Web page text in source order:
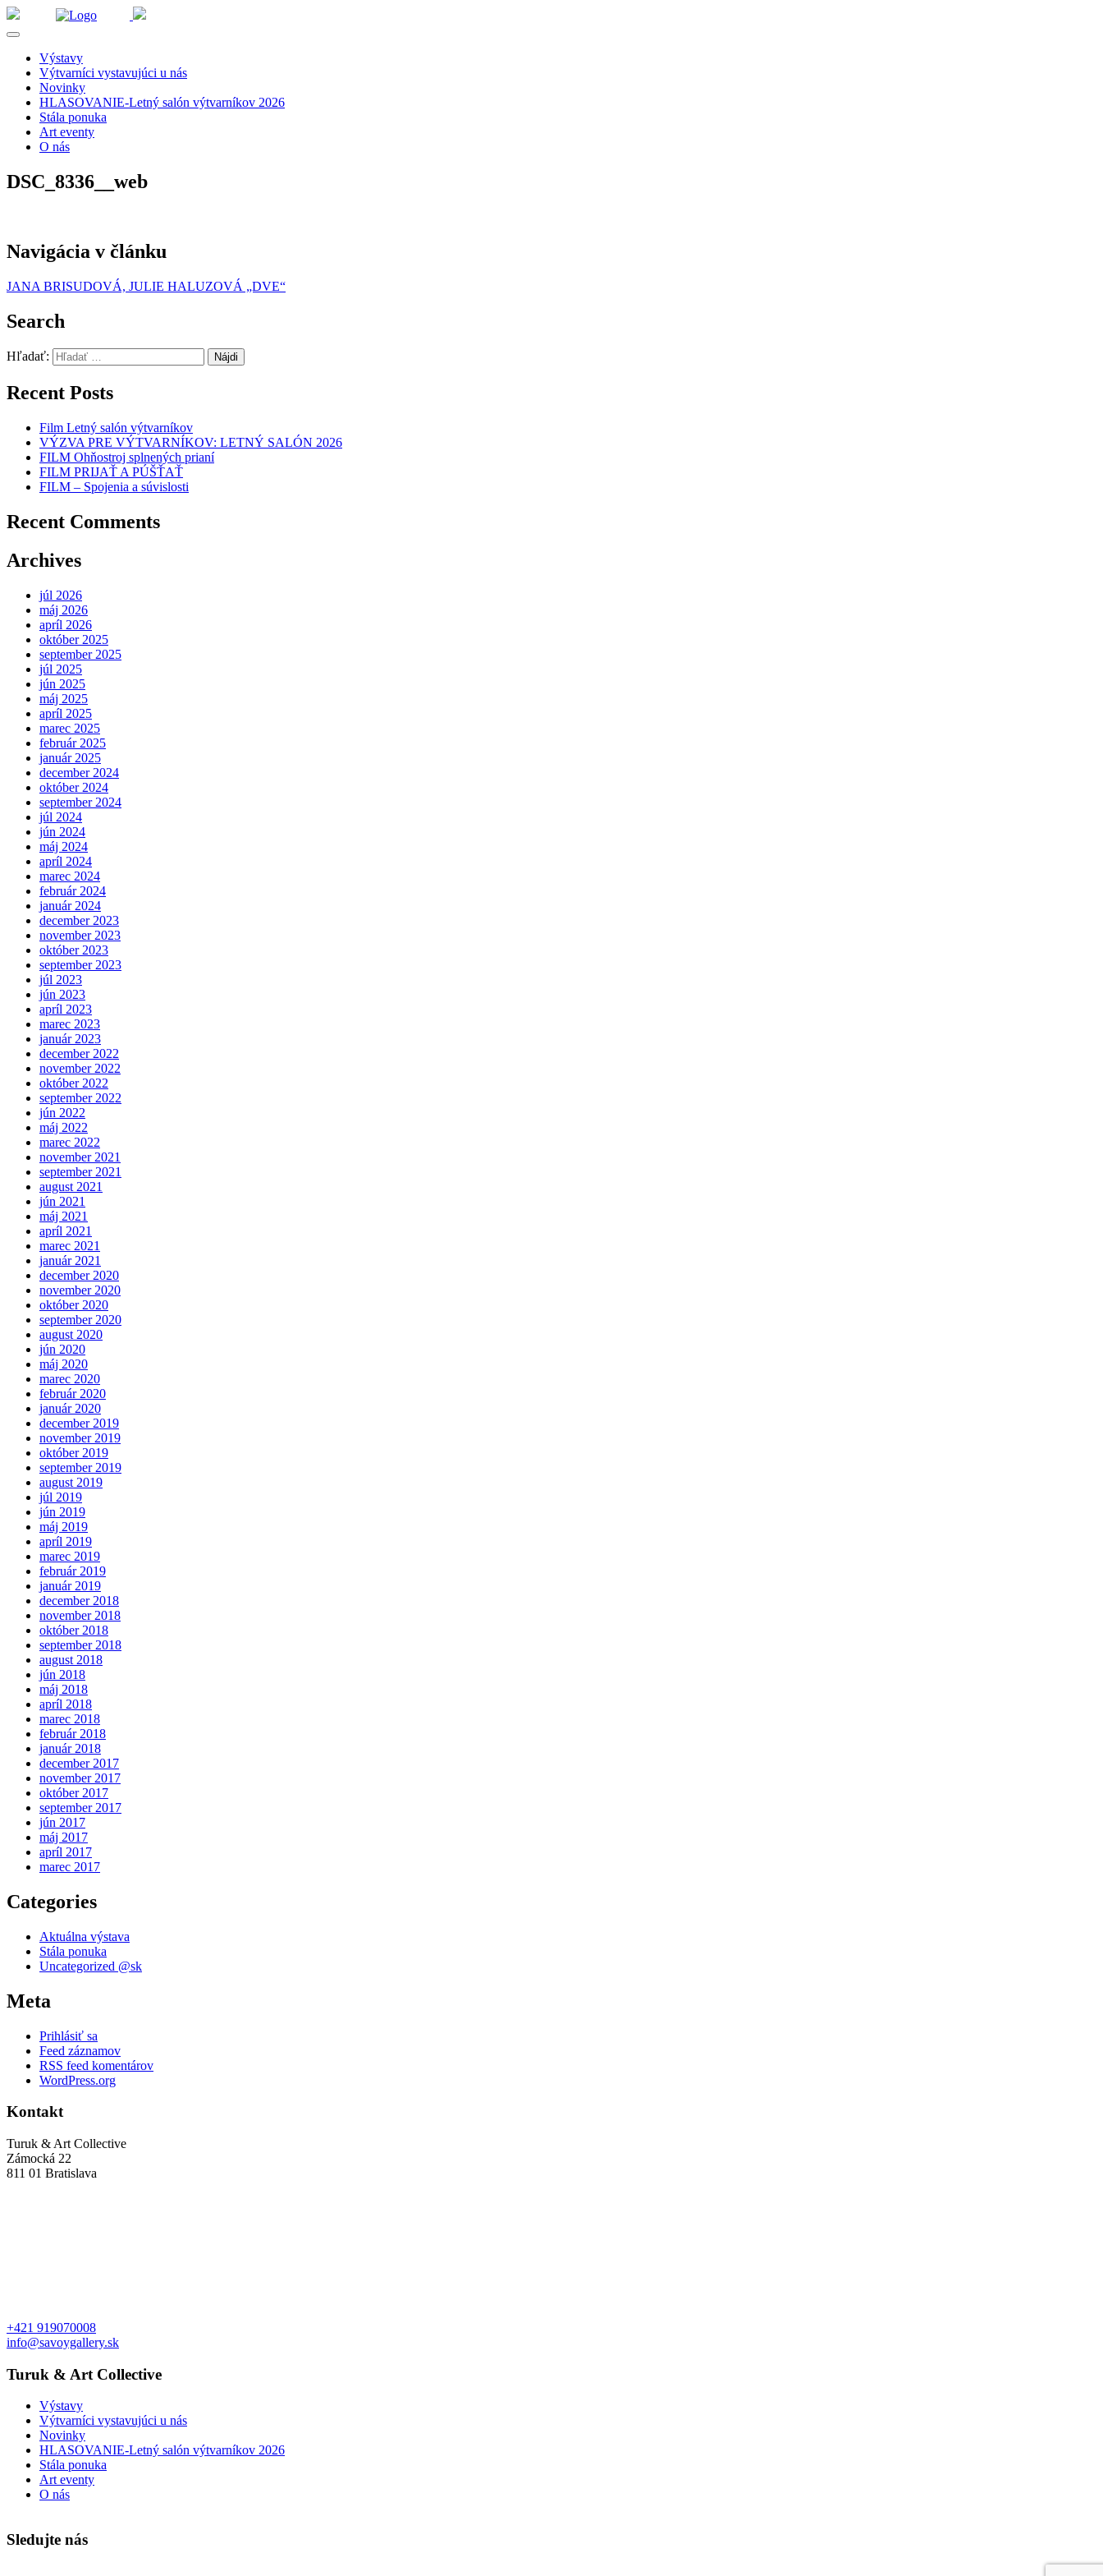
Výstavy
Výtvarníci vystavujúci u nás
Novinky
HLASOVANIE-Letný salón výtvarníkov 2026
Stála ponuka
Art eventy
O nás
DSC_8336__web
Navigácia v článku
JANA BRISUDOVÁ, JULIE HALUZOVÁ „DVE“
Search
Hľadať:
Recent Posts
Film Letný salón výtvarníkov
VÝZVA PRE VÝTVARNÍKOV: LETNÝ SALÓN 2026
FILM Ohňostroj splnených prianí
FILM PRIJAŤ A PÚŠŤAŤ
FILM – Spojenia a súvislosti
Recent Comments
Archives
júl 2026
máj 2026
apríl 2026
október 2025
september 2025
júl 2025
jún 2025
máj 2025
apríl 2025
marec 2025
február 2025
január 2025
december 2024
október 2024
september 2024
júl 2024
jún 2024
máj 2024
apríl 2024
marec 2024
február 2024
január 2024
december 2023
november 2023
október 2023
september 2023
júl 2023
jún 2023
apríl 2023
marec 2023
január 2023
december 2022
november 2022
október 2022
september 2022
jún 2022
máj 2022
marec 2022
november 2021
september 2021
august 2021
jún 2021
máj 2021
apríl 2021
marec 2021
január 2021
december 2020
november 2020
október 2020
september 2020
august 2020
jún 2020
máj 2020
marec 2020
február 2020
január 2020
december 2019
november 2019
október 2019
september 2019
august 2019
júl 2019
jún 2019
máj 2019
apríl 2019
marec 2019
február 2019
január 2019
december 2018
november 2018
október 2018
september 2018
august 2018
jún 2018
máj 2018
apríl 2018
marec 2018
február 2018
január 2018
december 2017
november 2017
október 2017
september 2017
jún 2017
máj 2017
apríl 2017
marec 2017
Categories
Aktuálna výstava
Stála ponuka
Uncategorized @sk
Meta
Prihlásiť sa
Feed záznamov
RSS feed komentárov
WordPress.org
Kontakt
Turuk & Art Collective
Zámocká 22
811 01 Bratislava
+421 919070008
info@savoygallery.sk
Turuk & Art Collective
Výstavy
Výtvarníci vystavujúci u nás
Novinky
HLASOVANIE-Letný salón výtvarníkov 2026
Stála ponuka
Art eventy
O nás
Sledujte nás